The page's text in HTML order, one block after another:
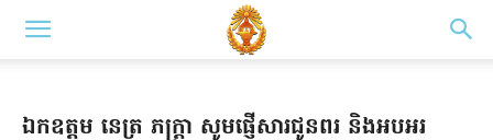
ឯកឧត្តម នេត្រ ភក្ត្រា សូមផ្ញើសារជូនពរ និងអបអរ